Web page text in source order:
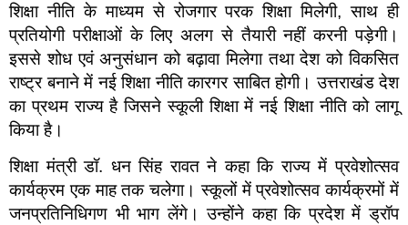
शिक्षा नीति के माध्यम से रोजगार परक शिक्षा मिलेगी, साथ ही
प्रतियोगी परीक्षाओं के लिए अलग से तैयारी नहीं करनी पड़ेगी।
इससे शोध एवं अनुसंधान को बढ़ावा मिलेगा तथा देश को विकसित
राष्ट्र बनाने में नई शिक्षा नीति कारगर साबित होगी। उत्तराखंड देश
का प्रथम राज्य है जिसने स्कूली शिक्षा में नई शिक्षा नीति को लागू
किया है।
शिक्षा मंत्री डॉ. धन सिंह रावत ने कहा कि राज्य में प्रवेशोत्सव
कार्यक्रम एक माह तक चलेगा। स्कूलों में प्रवेशोत्सव कार्यक्रमों में
जनप्रतिनिधिगण भी भाग लेंगे। उन्होंने कहा कि प्रदेश में ड्रॉप